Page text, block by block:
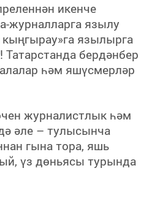
икенче
журналларга язылу
язылырга
бердәнбер
һәм яшүсмерләр
журналистлык һәм
әле – тулысынча
гына тора, яшь
үз дөньясы турында